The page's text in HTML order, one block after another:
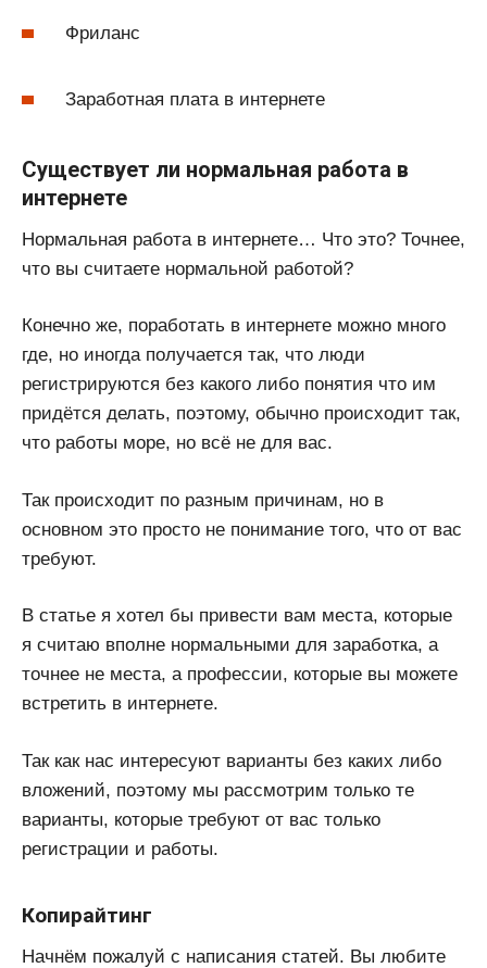
Фриланс
Заработная плата в интернете
Существует ли нормальная работа в
интернете
Нормальная работа в интернете… Что это? Точнее,
что вы считаете нормальной работой?
Конечно же, поработать в интернете можно много
где, но иногда получается так, что люди
регистрируются без какого либо понятия что им
придётся делать, поэтому, обычно происходит так,
что работы море, но всё не для вас.
Так происходит по разным причинам, но в
основном это просто не понимание того, что от вас
требуют.
В статье я хотел бы привести вам места, которые
я считаю вполне нормальными для заработка, а
точнее не места, а профессии, которые вы можете
встретить в интернете.
Так как нас интересуют варианты без каких либо
вложений, поэтому мы рассмотрим только те
варианты, которые требуют от вас только
регистрации и работы.
Копирайтинг
Начнём пожалуй с написания статей. Вы любите